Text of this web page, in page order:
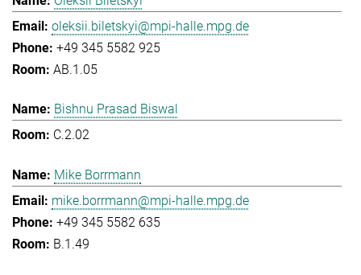
oleksii.biletskyi@mpi-halle.mpg.de
+49 345 5582 925
AB.1.05
Bishnu Prasad Biswal
C.2.02
Mike Borrmann
mike.borrmann@mpi-halle.mpg.de
+49 345 5582 635
B.1.49